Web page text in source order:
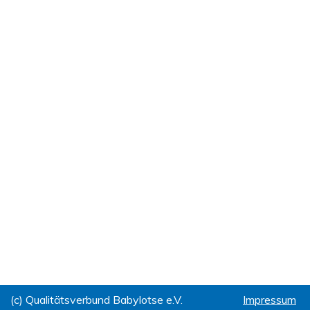
(c) Qualitätsverbund Babylotse e.V. Impressum